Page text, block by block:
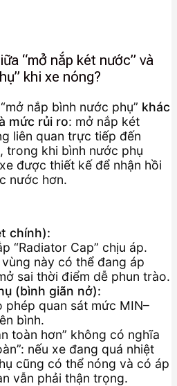
“mở nắp két nước” và
khi xe nóng?
nắp bình nước phụ” khác
mức rủi ro: mở nắp két
liên quan trực tiếp đến
trong khi bình nước phụ
được thiết kế để nhận hồi
nước hơn.
chính):
“Radiator Cap” chịu áp.
này có thể đang áp
sai thời điểm dễ phun trào.
(bình giãn nở):
phép quan sát mức MIN–
bình.
toàn hơn” không có nghĩa
nếu xe đang quá nhiệt
cũng có thể nóng và có áp
vẫn phải thận trọng.